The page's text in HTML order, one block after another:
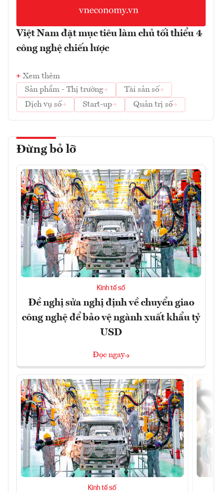
Việt Nam đặt mục tiêu làm chủ tối thiểu 4
công nghệ chiến lược
Xem thêm
Sản phẩm - Thị trường
Tài sản số
Dịch vụ số
Start-up Quản trị số
Đừng bỏ lỡ
Kinh tế số
Đề nghị sửa nghị định về chuyển giao
công nghệ để bảo vệ ngành xuất khẩu tỷ
USD
Đọc ngay
Kinh tế số